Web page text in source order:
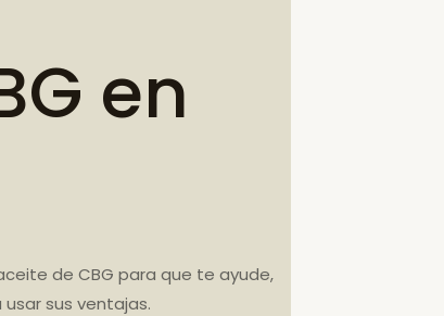
en
de CBG para que te ayude,
sus ventajas.